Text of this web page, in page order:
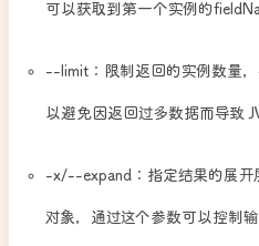
可以获取到第一个实例的
--limit：限制返回的实例数量
以避免因返回过多数据而导致
-x/--expand：指定结果的展开
对象，通过这个参数可以控制